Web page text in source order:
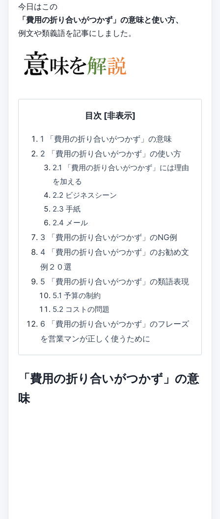
今日はこの
「費用の折り合いがつかず」の意味と使い方、
例文や類義語を記事にしました。
目次 [非表示]
1
「費用の折り合いがつかず」の意味
2
「費用の折り合いがつかず」の使い方
2.1
「費用の折り合いがつかず」には理由
を加える
2.2 ビジネスシーン
2.3 手紙
2.4 メール
3
「費用の折り合いがつかず」のNG例
4
「費用の折り合いがつかず」のお勧め文
例２０選
5
「費用の折り合いがつかず」の類語表現
5.1 予算の制約
5.2 コストの問題
6
「費用の折り合いがつかず」のフレーズ
を営業マンが正しく使うために
「費用の折り合いがつかず」の意
味